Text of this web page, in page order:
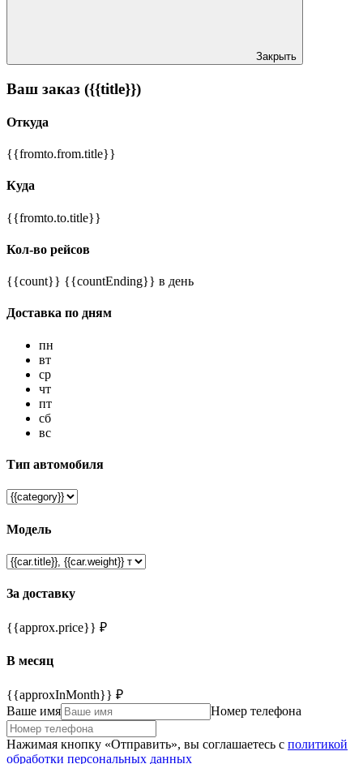
Закрыть
Ваш заказ ({{title}})
Откуда
{{fromto.from.title}}
Куда
{{fromto.to.title}}
Кол-во рейсов
{{count}} {{countEnding}} в день
Доставка по дням
пн
вт
ср
чт
пт
сб
вс
Тип автомобиля
Модель
За доставку
{{approx.price}} ₽
В месяц
{{approxInMonth}} ₽
Ваше имя
Номер телефона
Нажимая кнопку «Отправить», вы соглашаетесь с политикой
обработки персональных данных